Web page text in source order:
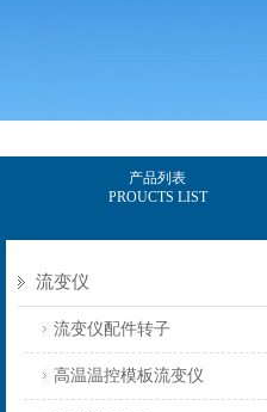
产品列表
PROUCTS LIST
流变仪
流变仪配件转子
高温温控模板流变仪